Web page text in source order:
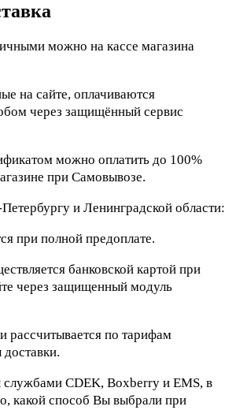
можно на кассе магазина
на сайте, оплачиваются
через защищённый сервис
можно оплатить до 100%
при Самовывозе.
и Ленинградской области:
при полной предоплате.
банковской картой при
через защищенный модуль
рассчитывается по тарифам
службами CDEK, Boxberry и EMS, в
какой способ Вы выбрали при